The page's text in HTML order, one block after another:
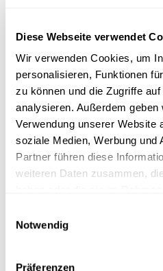
Diese Webseite verwendet
Wir verwenden Cookies, um
personalisieren, Funktionen
zu können und die Zugriffe
analysieren. Außerdem
Verwendung unserer Website
soziale Medien, Werbung und
Partner führen diese
weiteren Daten zusammen,
Notwendig
Präferenzen
Was Luxemburgs Bürger über
Je 54 Prozent der
ausländischen
misstrauisch, wenn sie
Die Luxemburger
ausländischen
(36%)
Die Zustimmung zur
Regierung beträgt bei